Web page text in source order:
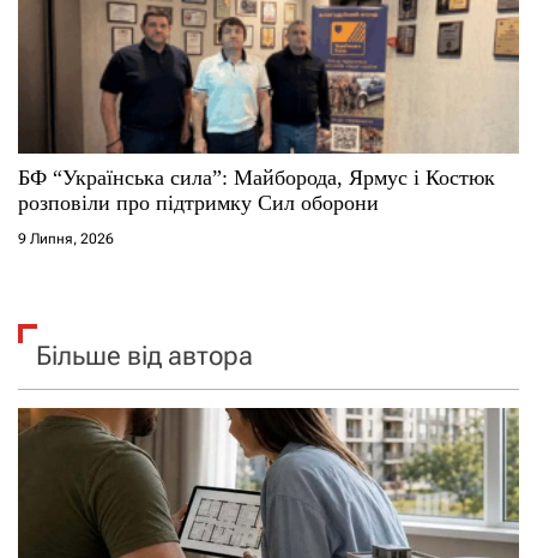
БФ “Українська сила”: Майборода, Ярмус і Костюк
розповіли про підтримку Сил оборони
9 Липня, 2026
Більше від автора